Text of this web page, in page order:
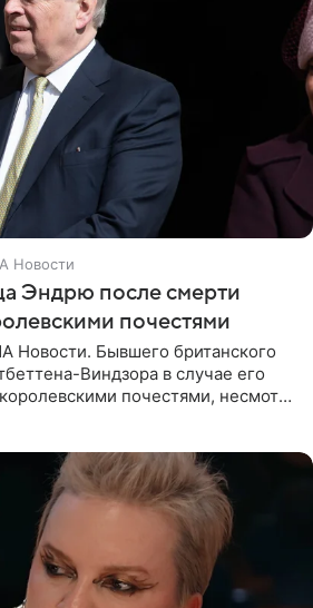
Новости
Эндрю после смерти
почестями
Бывшего британского
Виндзора в случае его
почестями, несмотря